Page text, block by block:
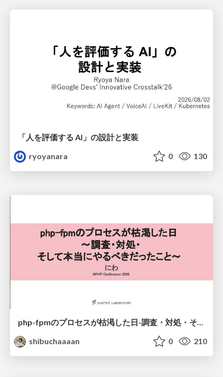
「人を評価する AI」の 設計と実装
ryoyanara
0 130
php-fpmのプロセスが枯渇した日-調査・対処・そして本当にやるべきだったこと-
shibuchaaaan
0 210